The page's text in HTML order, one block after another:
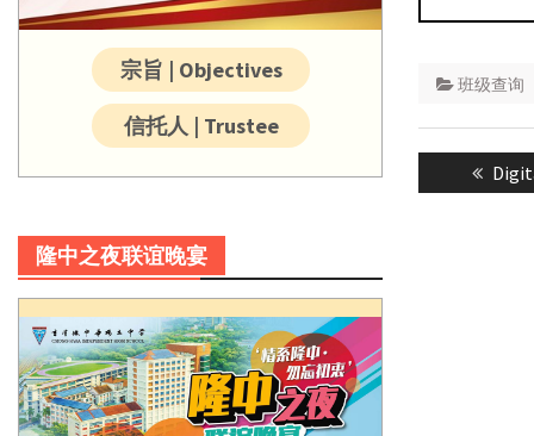
班级查询
Post
post:
宗旨 | Objectives
信托人 | Trustee
隆中之夜联谊晚宴